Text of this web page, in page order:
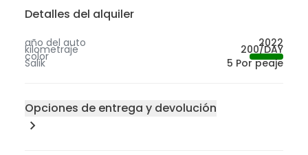
Detalles del alquiler
año del auto 2022
kilometraje 200/DAY
color
Salik 5 Por peaje
Opciones de entrega y devolución